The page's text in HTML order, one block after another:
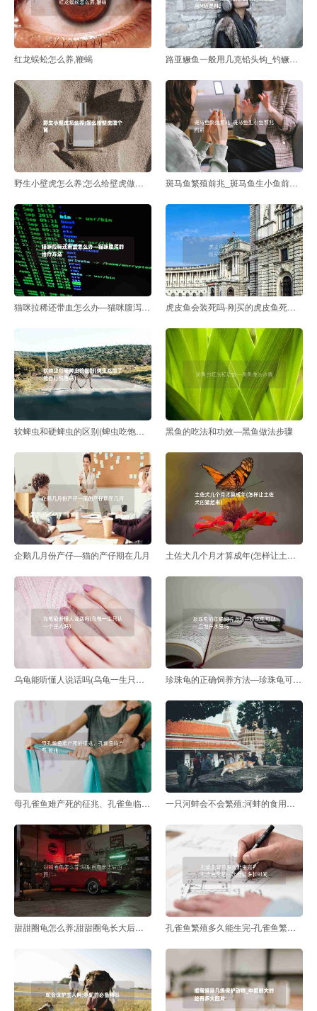
红龙蜈蚣怎么养,鞭蝎 路亚鳜鱼一般用几克铅头钩_钓鳜鱼用M还是ML
野生小壁虎怎么养;怎么给壁虎做个窝 斑马鱼繁殖前兆_斑马鱼生小鱼前兆图解
猫咪拉稀还带血怎么办—猫咪腹泻的治疗方法 虎皮鱼会装死吗-刚买的虎皮鱼死的很多
软蜱虫和硬蜱虫的区别(蜱虫吃饱了能自行脱落吗) 黑鱼的吃法和功效—黑鱼做法步骤
企鹅几月份产仔—猫的产仔期在几月 土佐犬几个月才算成年(怎样让土佐犬凶猛起来)
乌龟能听懂人说话吗(乌龟一生只认一个主人吗) 珍珠龟的正确饲养方法—珍珠龟可以一直泡在水里吗
母孔雀鱼难产死的征兆、孔雀鱼临产图 前兆 一只河蚌会不会繁殖;河蚌的食用价值
甜甜圈龟怎么养;甜甜圈龟长大后的图片 孔雀鱼繁殖多久能生完-孔雀鱼繁殖一次持续多长时间